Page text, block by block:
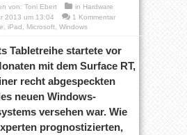
von: Toni Ebert in Hardware
2013 um 13:04
1 Kommentar
iPad Microsoft Windows
Tabletreihe startete vor
mit dem Surface RT,
recht abgespeckten
neuen Windows-
versehen war. Wie
prognostizierten,